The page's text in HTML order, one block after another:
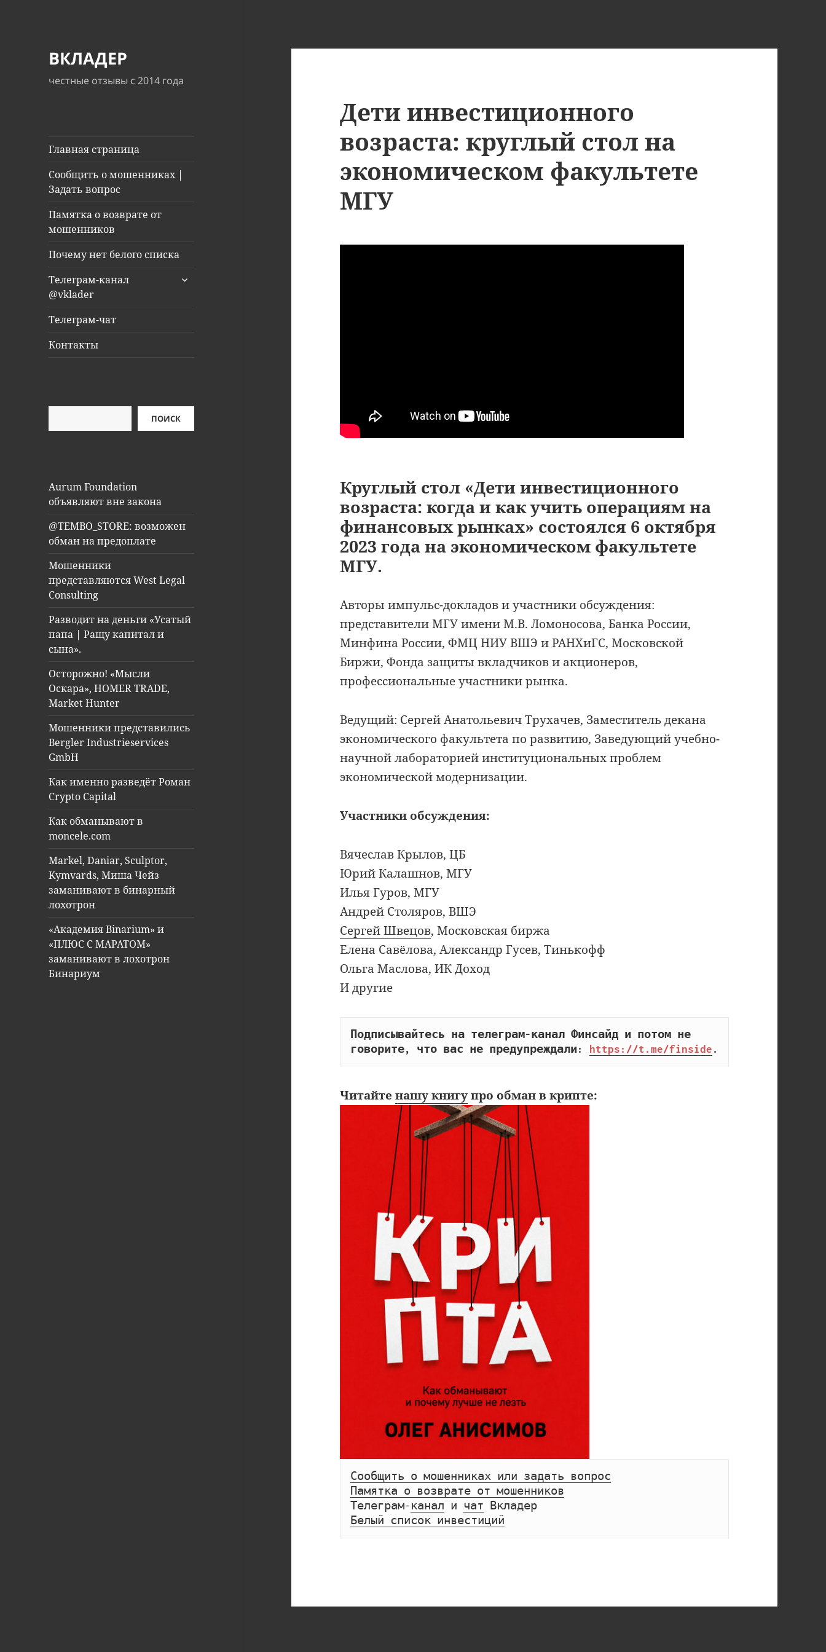
ВКЛАДЕР
честные отзывы с 2014 года
Главная страница
Сообщить о мошенниках |
Задать вопрос
Памятка о возврате от
мошенников
Почему нет белого списка
Телеграм-канал
@vklader
раскрыть
Телеграм-чат
Контакты
ПОИСК
Aurum Foundation
объявляют вне закона
@TEMBO_STORE: возможен
обман на предоплате
Мошенники
представляются West Legal
Consulting
Разводит на деньги «Усатый
папа | Ращу капитал и
сына».
Осторожно! «Мысли
Оскара», HOMER TRADE,
Market Hunter
Мошенники представились
Bergler Industrieservices
GmbH
Как именно разведёт Роман
Crypto Capital
Как обманывают в
moncele.com
Markel, Daniar, Sculptor,
Kymvards, Миша Чейз
заманивают в бинарный
лохотрон
«Академия Binarium» и
«ПЛЮС С МАРАТОМ»
заманивают в лохотрон
Бинариум
Дети инвестиционного
возраста: круглый стол на
экономическом факультете
МГУ
Круглый стол «Дети инвестиционного
возраста: когда и как учить операциям на
финансовых рынках» состоялся 6 октября
2023 года на экономическом факультете
МГУ.
Авторы импульс-докладов и участники обсуждения:
представители МГУ имени М.В. Ломоносова, Банка России,
Минфина России, ФМЦ НИУ ВШЭ и РАНХиГС, Московской
Биржи, Фонда защиты вкладчиков и акционеров,
профессиональные участники рынка.
Ведущий: Сергей Анатольевич Трухачев, Заместитель декана
экономического факультета по развитию, Заведующий учебно-
научной лабораторией институциональных проблем
экономической модернизации.
Участники обсуждения:
Вячеслав Крылов, ЦБ
Юрий Калашнов, МГУ
Илья Гуров, МГУ
Андрей Столяров, ВШЭ
Сергей Швецов, Московская биржа
Елена Савёлова, Александр Гусев, Тинькофф
Ольга Маслова, ИК Доход
И другие
Подписывайтесь на телеграм-канал Финсайд и потом не
говорите, что вас не предупреждали:
https://t.me/finside .
Читайтенашу книгупро обман в крипте:
Сообщить о мошенниках или задать вопрос
Памятка о возврате от мошенников
Телеграм- канал и чат
Вкладер
Белый список инвестиций